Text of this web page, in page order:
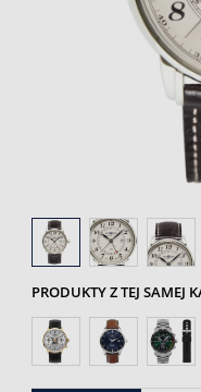
PRODUKTY Z TEJ SAMEJ